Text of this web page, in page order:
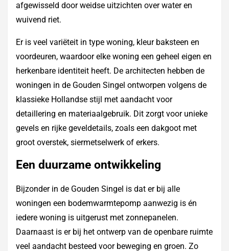
afgewisseld door weidse uitzichten over water en
wuivend riet.
Er is veel variëteit in type woning, kleur baksteen en
voordeuren, waardoor elke woning een geheel eigen en
herkenbare identiteit heeft. De architecten hebben de
woningen in de Gouden Singel ontworpen volgens de
klassieke Hollandse stijl met aandacht voor
detaillering en materiaalgebruik. Dit zorgt voor unieke
gevels en rijke geveldetails, zoals een dakgoot met
groot overstek, siermetselwerk of erkers.
Een duurzame ontwikkeling
Bijzonder in de Gouden Singel is dat er bij alle
woningen een bodemwarmtepomp aanwezig is én
iedere woning is uitgerust met zonnepanelen.
Daarnaast is er bij het ontwerp van de openbare ruimte
veel aandacht besteed voor beweging en groen. Zo